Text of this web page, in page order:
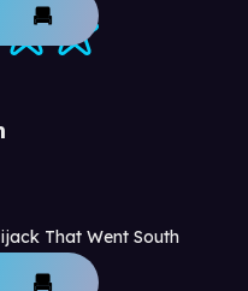
That Went South